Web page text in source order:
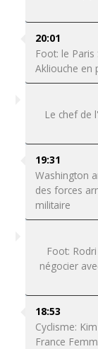
20:01
Foot: le
Akliouche en
Le chef de
19:31
Washington
des forces
militaire
Foot:
négocier
18:53
Cyclisme:
France